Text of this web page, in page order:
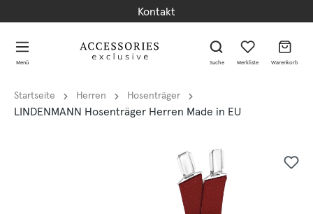
Kontakt
Menü Suche Merkliste Warenkorb
Startseite Herren Hosenträger
LINDENMANN Hosenträger Herren Made in EU